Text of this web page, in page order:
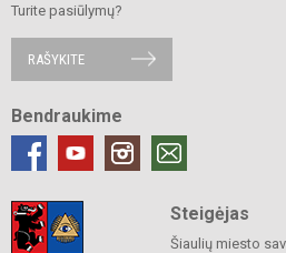
Turite pasiūlymų?
RAŠYKITE
Bendraukime
Steigėjas
Šiaulių miesto